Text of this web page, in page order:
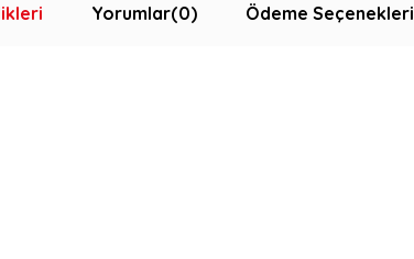
Yorumlar(0) Ödeme Seçenekleri